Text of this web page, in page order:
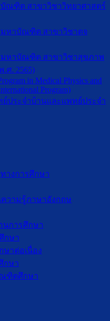
ณฑิต สาขาวิชาวิทยาศาสตร์
หาบัณฑิต สาขาวิชาตจ
มหาบัณฑิต สาขาวิชาสุขภาพ
ศ. 2565)
in Medical Physics and
Program)
ประจำบ้านและแพทย์ประจำ
างการศึกษา
วามรู้ภาษาอังกฤษ
นการศึกษา
กษา
ษาต่อเนื่อง
กษา
ณฑิตศึกษา